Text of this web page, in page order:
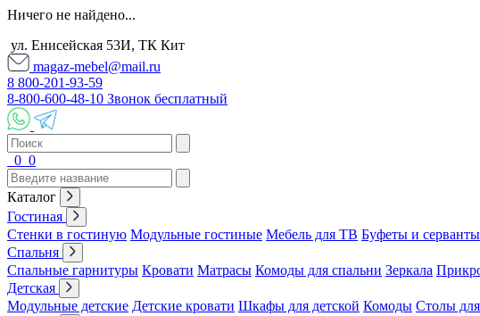
Ничего не найдено...
ул. Енисейская 53И, ТК Кит
magaz-mebel@mail.ru
8 800-201-93-59
8-800-600-48-10 Звонок бесплатный
0 0
Каталог
Гостиная
Стенки в гостиную Модульные гостиные Мебель для ТВ Буфеты и серванты
Спальня
Спальные гарнитуры Кровати Матрасы Комоды для спальни Зеркала
Детская
Модульные детские Детские кровати Шкафы для детской Комоды Столы для